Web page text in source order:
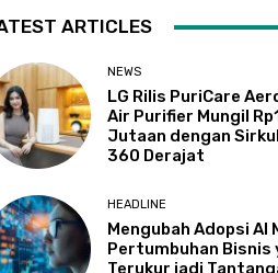
ARTICLES
NEWS
LG Rilis PuriCare
Air Purifier Mungil
Jutaan dengan
360 Derajat
HEADLINE
Mengubah Adopsi AI
Pertumbuhan Bisnis